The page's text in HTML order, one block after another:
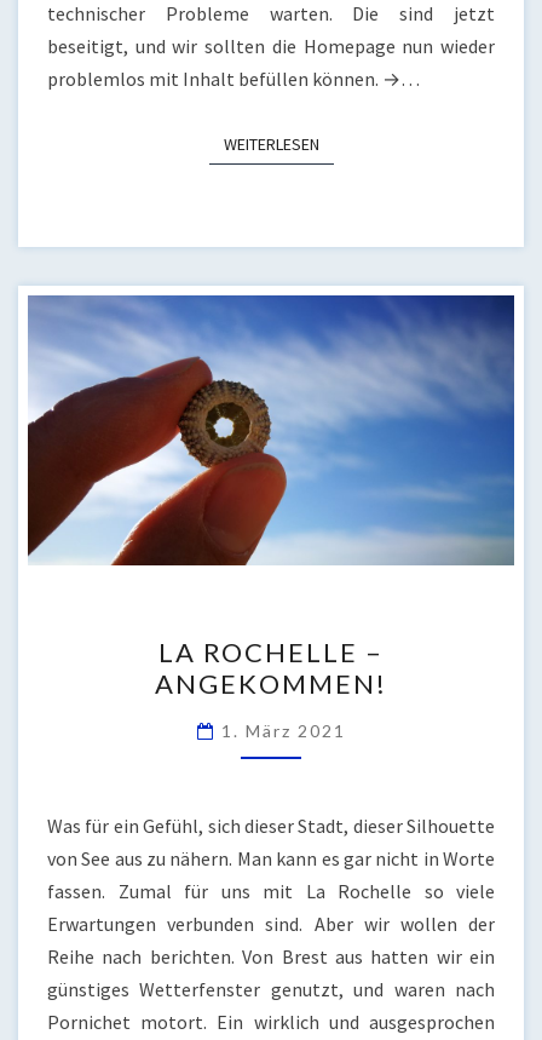
technischer Probleme warten. Die sind jetzt
beseitigt, und wir sollten die Homepage nun wieder
problemlos mit Inhalt befüllen können. →…
WEITERLESENWEITERLESEN
ROCHELLE
–
ANGEKOMMEN!
LA ROCHELLE –
ANGEKOMMEN!
1. März 2021
Was für ein Gefühl, sich dieser Stadt, dieser Silhouette
von See aus zu nähern. Man kann es gar nicht in Worte
fassen. Zumal für uns mit La Rochelle so viele
Erwartungen verbunden sind. Aber wir wollen der
Reihe nach berichten. Von Brest aus hatten wir ein
günstiges Wetterfenster genutzt, und waren nach
Pornichet motort. Ein wirklich und ausgesprochen